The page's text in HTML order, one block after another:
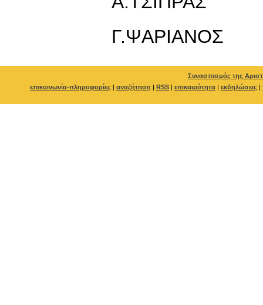
Γ.ΨΑΡΙΑΝΟΣ
Συνασπισμός της
επικοινωνία-πληροφορίες | αναζήτηση | RSS | επικαιρότητα | εκδηλώσεις |